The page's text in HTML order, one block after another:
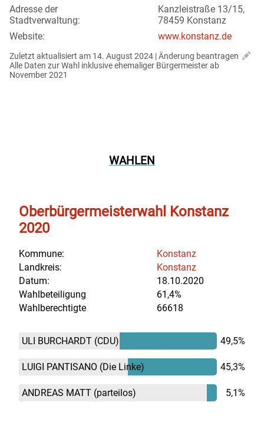
Adresse der
Stadtverwaltung:
Kanzleistraße 13/15,
78459 Konstanz
Website:
www.konstanz.de
Zuletzt aktualisiert am 14. August 2024 | Änderung beantragen
Alle Daten zur Wahl inklusive ehemaliger Bürgermeister ab
November 2021
WAHLEN
Oberbürgermeisterwahl Konstanz
2020
Kommune:
Konstanz
Landkreis:
Konstanz
Datum:
18.10.2020
Wahlbeteiligung
61,4%
Wahlberechtigte
66618
ULI BURCHARDT (CDU) 49,5%
LUIGI PANTISANO (Die Linke) 45,3%
ANDREAS MATT (parteilos) 5,1%